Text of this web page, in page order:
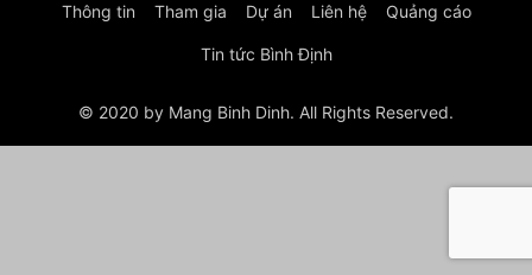
Thông tin Tham gia Dự án Liên hệ Quảng cáo
Tin tức Bình Định
© 2020 by Mang Binh Dinh. All Rights Reserved.